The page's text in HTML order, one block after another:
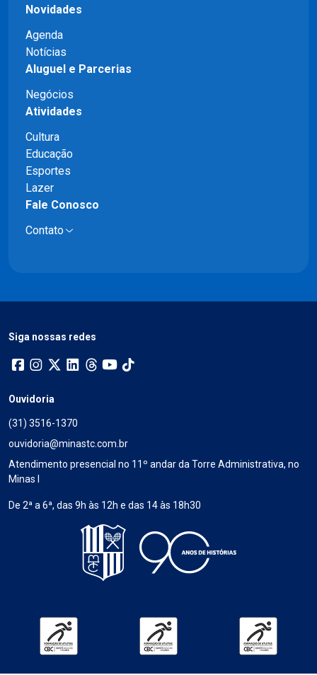
Novidades
Agenda
Notícias
Aluguel e Parcerias
Negócios
Atividades
Cultura
Educação
Esportes
Lazer
Fale Conosco
Contato
Siga nossas redes
Ouvidoria
(31) 3516-1370
ouvidoria@minastc.com.br
Atendimento presencial no 11º andar da Torre Administrativa, no
Minas I
De 2ª a 6ª, das 9h às 12h e das 14 às 18h30